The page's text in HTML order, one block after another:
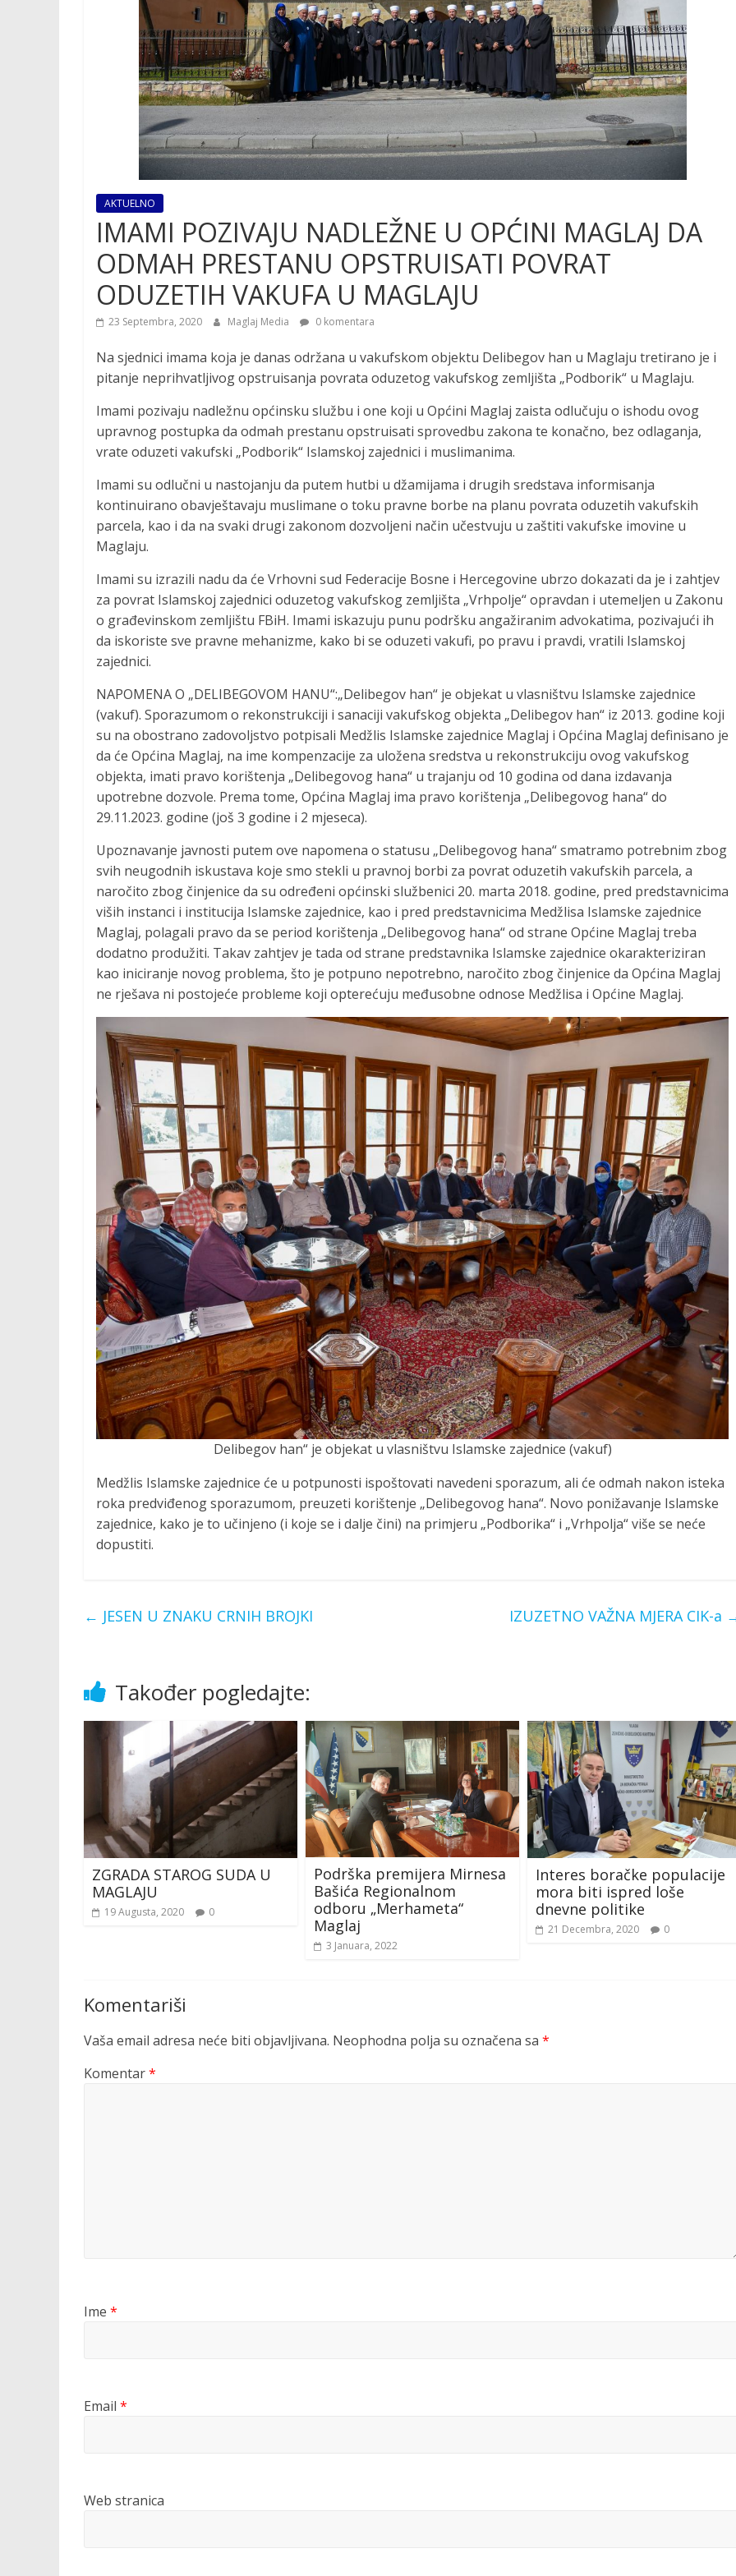
AKTUELNO
IMAMI POZIVAJU NADLEŽNE U OPĆINI MAGLAJ DA
ODMAH PRESTANU OPSTRUISATI POVRAT
ODUZETIH VAKUFA U MAGLAJU
23 Septembra, 2020 Maglaj Media 0 komentara
Na sjednici imama koja je danas održana u vakufskom objektu Delibegov han u Maglaju tretirano je i
pitanje neprihvatljivog opstruisanja povrata oduzetog vakufskog zemljišta „Podborik“ u Maglaju.
Imami pozivaju nadležnu općinsku službu i one koji u Općini Maglaj zaista odlučuju o ishodu ovog
upravnog postupka da odmah prestanu opstruisati sprovedbu zakona te konačno, bez odlaganja,
vrate oduzeti vakufski „Podborik“ Islamskoj zajednici i muslimanima.
Imami su odlučni u nastojanju da putem hutbi u džamijama i drugih sredstava informisanja
kontinuirano obavještavaju muslimane o toku pravne borbe na planu povrata oduzetih vakufskih
parcela, kao i da na svaki drugi zakonom dozvoljeni način učestvuju u zaštiti vakufske imovine u
Maglaju.
Imami su izrazili nadu da će Vrhovni sud Federacije Bosne i Hercegovine ubrzo dokazati da je i zahtjev
za povrat Islamskoj zajednici oduzetog vakufskog zemljišta „Vrhpolje“ opravdan i utemeljen u Zakonu
o građevinskom zemljištu FBiH. Imami iskazuju punu podršku angažiranim advokatima, pozivajući ih
da iskoriste sve pravne mehanizme, kako bi se oduzeti vakufi, po pravu i pravdi, vratili Islamskoj
zajednici.
NAPOMENA O „DELIBEGOVOM HANU“:„Delibegov han“ je objekat u vlasništvu Islamske zajednice
(vakuf). Sporazumom o rekonstrukciji i sanaciji vakufskog objekta „Delibegov han“ iz 2013. godine koji
su na obostrano zadovoljstvo potpisali Medžlis Islamske zajednice Maglaj i Općina Maglaj definisano je
da će Općina Maglaj, na ime kompenzacije za uložena sredstva u rekonstrukciju ovog vakufskog
objekta, imati pravo korištenja „Delibegovog hana“ u trajanju od 10 godina od dana izdavanja
upotrebne dozvole. Prema tome, Općina Maglaj ima pravo korištenja „Delibegovog hana“ do
29.11.2023. godine (još 3 godine i 2 mjeseca).
Upoznavanje javnosti putem ove napomena o statusu „Delibegovog hana“ smatramo potrebnim zbog
svih neugodnih iskustava koje smo stekli u pravnoj borbi za povrat oduzetih vakufskih parcela, a
naročito zbog činjenice da su određeni općinski službenici 20. marta 2018. godine, pred predstavnicima
viših instanci i institucija Islamske zajednice, kao i pred predstavnicima Medžlisa Islamske zajednice
Maglaj, polagali pravo da se period korištenja „Delibegovog hana“ od strane Općine Maglaj treba
dodatno produžiti. Takav zahtjev je tada od strane predstavnika Islamske zajednice okarakteriziran
kao iniciranje novog problema, što je potpuno nepotrebno, naročito zbog činjenice da Općina Maglaj
ne rješava ni postojeće probleme koji opterećuju međusobne odnose Medžlisa i Općine Maglaj.
Delibegov han“ je objekat u vlasništvu Islamske zajednice (vakuf)
Medžlis Islamske zajednice će u potpunosti ispoštovati navedeni sporazum, ali će odmah nakon isteka
roka predviđenog sporazumom, preuzeti korištenje „Delibegovog hana“. Novo ponižavanje Islamske
zajednice, kako je to učinjeno (i koje se i dalje čini) na primjeru „Podborika“ i „Vrhpolja“ više se neće
dopustiti.
← JESEN U ZNAKU CRNIH BROJKI IZUZETNO VAŽNA MJERA CIK-a
Također pogledajte:
ZGRADA STAROG SUDA U
MAGLAJU
19 Augusta, 2020 0
Podrška premijera Mirnesa
Bašića Regionalnom
odboru „Merhameta“
Maglaj
3 Januara, 2022
Interes boračke populacije
mora biti ispred loše
dnevne politike
21 Decembra, 2020 0
Komentariši
Vaša email adresa neće biti objavljivana. Neophodna polja su označena sa *
Komentar*
Ime *
Email *
Web stranica